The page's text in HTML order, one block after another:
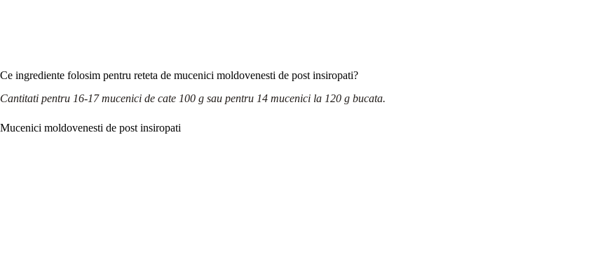
Ce ingrediente folosim pentru reteta de mucenici moldovenesti de post insiropati?
Cantitati pentru 16-17 mucenici de cate 100 g sau pentru 14 mucenici la 120 g bucata.
Mucenici moldovenesti de post insiropati